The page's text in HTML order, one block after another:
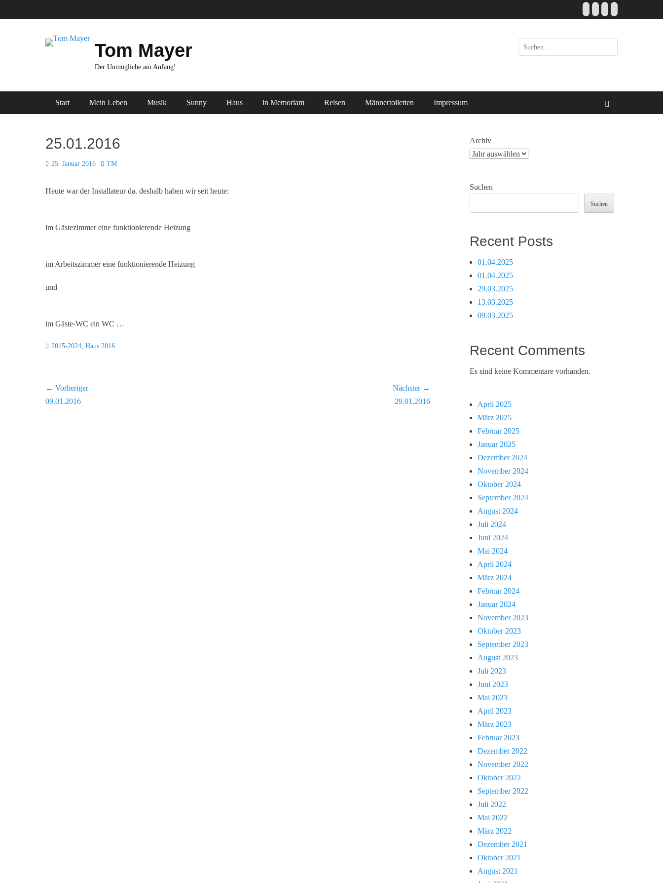
Inhalt
Mail
Tom Mayer
Der Unmögliche am Anfang!
Suche
nach:
Primäres Menü
Start Mein Leben Musik Sunny Haus in Memoriam Reisen Männertoiletten Impressum
25.01.2016
Posted
25. Januar 2016 Autor
TM
Heute war der Installateur da. deshalb haben wir seit heute:
im Gästezimmer eine funktionierende Heizung
im Arbeitszimmer eine funktionierende Heizung
und
im Gäste-WC ein WC …
Kategorien
2015-2024, Haus 2016
Beitragsnavigation
← Vorheriger
Vorheriger
09.01.2016
Nächster →
29.01.2016
Archiv
Suchen
Suchen
Recent Posts
01.04.2025
01.04.2025
29.03.2025
13.03.2025
09.03.2025
Recent Comments
Es sind keine Kommentare vorhanden.
April 2025
März 2025
Februar 2025
Januar 2025
Dezember 2024
November 2024
Oktober 2024
September 2024
August 2024
Juli 2024
Juni 2024
Mai 2024
April 2024
März 2024
Februar 2024
Januar 2024
November 2023
Oktober 2023
September 2023
August 2023
Juli 2023
Juni 2023
Mai 2023
April 2023
März 2023
Februar 2023
Dezember 2022
November 2022
Oktober 2022
September 2022
Juli 2022
Mai 2022
März 2022
Dezember 2021
Oktober 2021
August 2021